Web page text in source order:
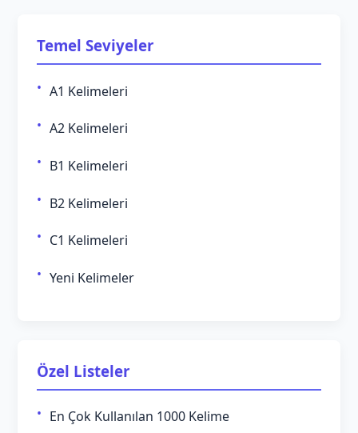
Temel Seviyeler
A1 Kelimeleri
A2 Kelimeleri
B1 Kelimeleri
B2 Kelimeleri
C1 Kelimeleri
Yeni Kelimeler
Özel Listeler
En Çok Kullanılan 1000 Kelime